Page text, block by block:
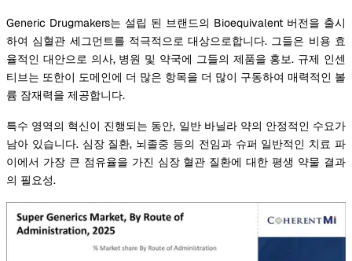
Generic Drugmakers는 설립 된 브랜드의 Bioequivalent 버전을 출시
하여 심혈관 세그먼트를 적극적으로 대상으로합니다. 그들은 비용 효
율적인 대안으로 의사, 병원 및 약국에 그들의 제품을 홍보. 규제 인센
티브는 또한이 도메인에 더 많은 항목을 더 많이 구동하여 매력적인 볼
륨 잠재력을 제공합니다.
특수 영역의 혁신이 진행되는 동안, 일반 바닐라 약의 안정적인 수요가
남아 있습니다. 심장 질환, 뇌졸중 등의 전임과 슈퍼 일반적인 치료 파
이에서 가장 큰 점유율을 가진 심장 혈관 질환에 대한 평생 약물 결과
의 필요성.